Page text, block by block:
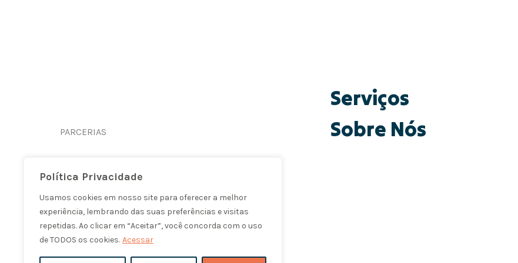
Política Privacidade
Usamos cookies em nosso site para oferecer a melhor
experiência, lembrando das suas preferências e visitas
repetidas. Ao clicar em “Aceitar”, você concorda com o uso
de TODOS os cookies. Acessar
PARCERIAS
Serviços
Sobre Nós